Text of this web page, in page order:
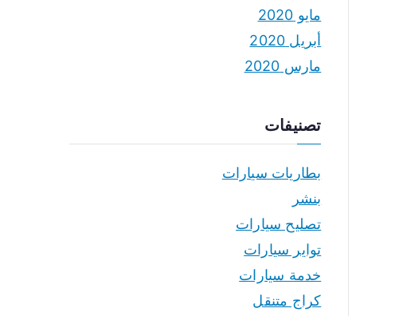
مايو 2020
أبريل 2020
مارس 2020
تصنيفات
بطاريات سيارات
بنشر
تصليح سيارات
تواير سيارات
خدمة سيارات
كراج متنقل